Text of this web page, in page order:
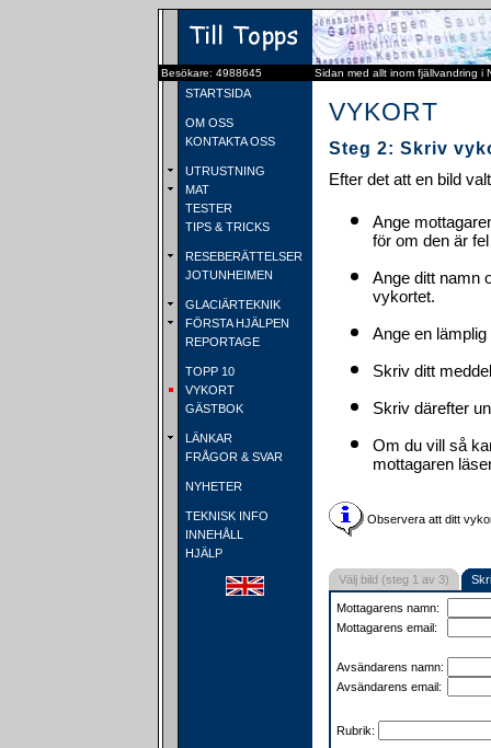
Besökare: 4988645 Sidan med allt inom fjällvandring i
STARTSIDA
OM OSS
KONTAKTA OSS
UTRUSTNING
MAT
TESTER
TIPS & TRICKS
RESEBERÄTTELSER
JOTUNHEIMEN
GLACIÄRTEKNIK
FÖRSTA HJÄLPEN
REPORTAGE
TOPP 10
VYKORT
GÄSTBOK
LÄNKAR
FRÅGOR & SVAR
NYHETER
TEKNISK INFO
INNEHÅLL
HJÄLP
VYKORT
Steg 2: Skriv
Efter det att en bild
Ange
för om den är
Ange ditt namn
vykortet.
Ange en lämplig
Skriv ditt
Skriv därefter
Om du vill så
mottagaren
Observera att ditt
Välj bild (steg 1 av 3)
Mottagarens namn:
Mottagarens email:
Avsändarens namn:
Avsändarens email:
Rubrik: